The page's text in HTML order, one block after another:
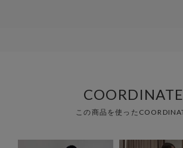
COORDINATE
この商品を使った